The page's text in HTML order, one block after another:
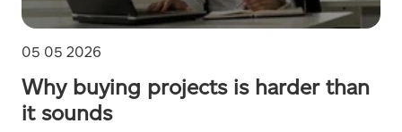
05 05 2026
Why buying projects is harder than
it sounds